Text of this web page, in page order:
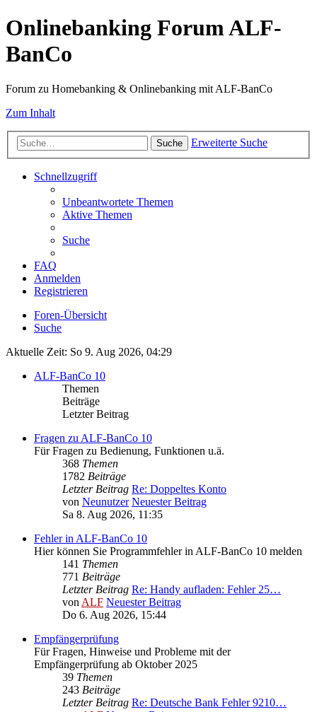
Onlinebanking Forum ALF-
BanCo
Forum zu Homebanking & Onlinebanking mit ALF-BanCo
Zum Inhalt
Suche Erweiterte Suche
Schnellzugriff
Unbeantwortete Themen
Aktive Themen
Suche
FAQ
Anmelden
Registrieren
Foren-Übersicht
Suche
Aktuelle Zeit: So 9. Aug 2026, 04:29
ALF-BanCo 10
Themen
Beiträge
Letzter Beitrag
Fragen zu ALF-BanCo 10
Für Fragen zu Bedienung, Funktionen u.ä.
368 Themen
1782 Beiträge
Letzter Beitrag Re: Doppeltes Konto
von Neunutzer Neuester Beitrag
Sa 8. Aug 2026, 11:35
Fehler in ALF-BanCo 10
Hier können Sie Programmfehler in ALF-BanCo 10 melden
141 Themen
771 Beiträge
Letzter Beitrag Re: Handy aufladen: Fehler 25…
vonALF Neuester Beitrag
Do 6. Aug 2026, 15:44
Empfängerprüfung
Für Fragen, Hinweise und Probleme mit der
Empfängerprüfung ab Oktober 2025
39 Themen
243 Beiträge
Letzter Beitrag Re: Deutsche Bank Fehler 9210…